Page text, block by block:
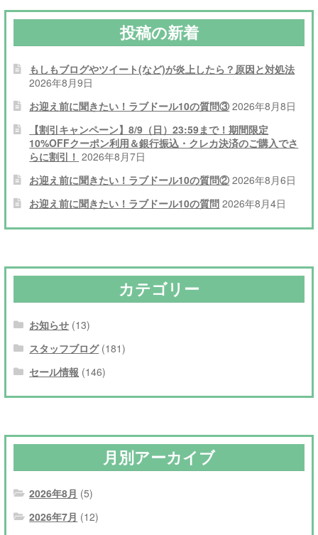
シ
ョ
ン
投稿の新着
もしもブログやツイート(など)が炎上したら？原因と対処法
2026年8月9日
お迎え前に聞きたい！ラブドール10の質問③ 2026年8月8日
【割引キャンペーン】8/9（日）23:59まで！期間限定
10%OFFクーポン利用＆銀行振込・クレカ決済のご購入でさ
らに割引！ 2026年8月7日
お迎え前に聞きたい！ラブドール10の質問② 2026年8月6日
お迎え前に聞きたい！ラブドール10の質問 2026年8月4日
カテゴリー
お知らせ (13)
スタッフブログ(181)
セール情報 (146)
月別アーカイブ
2026年8月 (5)
2026年7月 (12)